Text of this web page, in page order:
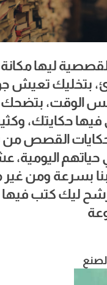
ليها
بتخليك تعيش
الوقت، بتضحك
فيها حكايتك،
القصص
حياتهم اليومية،
بسرعة ومن
ليك كتب